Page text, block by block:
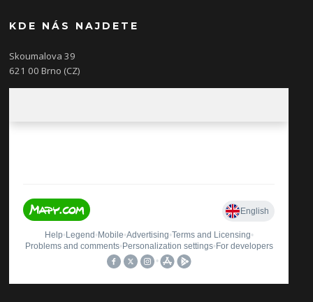
KDE NÁS NAJDETE
Skoumalova 39
621 00 Brno (CZ)